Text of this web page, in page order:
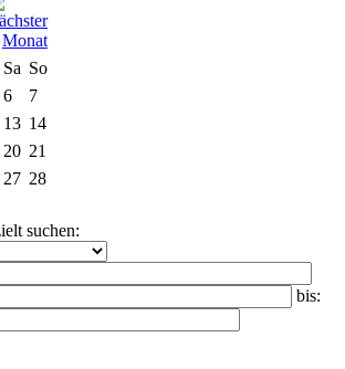
Sa So
6
7
13 14
20 21
27 28
suchen:
bis: